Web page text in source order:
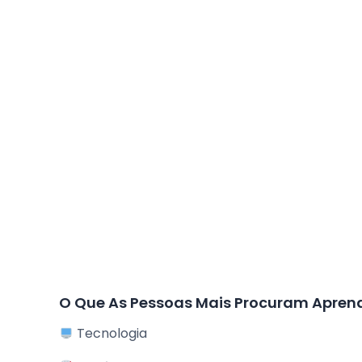
O Que As Pessoas Mais Procuram
Tecnologia